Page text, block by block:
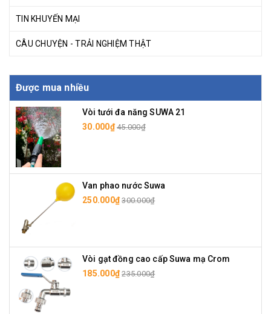
TIN KHUYẾN MẠI
CÂU CHUYỆN - TRẢI NGHIỆM THẬT
Được mua nhiều
Vòi tưới đa năng SUWA 21
30.000₫ 45.000₫
Van phao nước Suwa
250.000₫ 300.000₫
Vòi gạt đồng cao cấp Suwa mạ Crom
185.000₫ 235.000₫